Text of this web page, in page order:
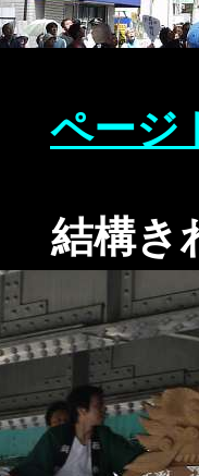
ページ
結構き